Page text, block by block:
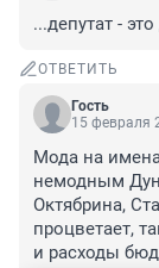
...депутат -
ОТВЕТИТЬ
Гость
15 февраля
Мода на
немодным
Октябрина,
процветает,
и расходы